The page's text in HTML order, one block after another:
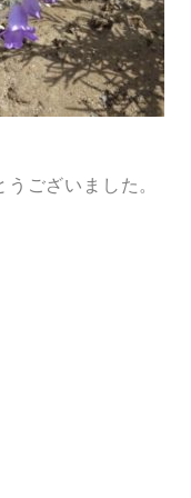
ございました。